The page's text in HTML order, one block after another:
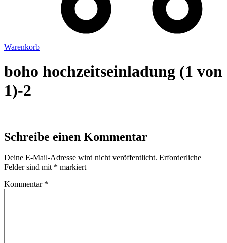
Warenkorb
boho hochzeitseinladung (1 von
1)-2
Schreibe einen Kommentar
Deine E-Mail-Adresse wird nicht veröffentlicht. Erforderliche
Felder sind mit * markiert
Kommentar *